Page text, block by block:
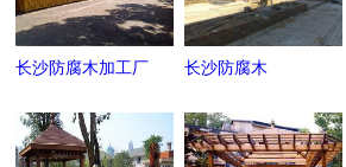
长沙防腐木加工厂 长沙防腐木